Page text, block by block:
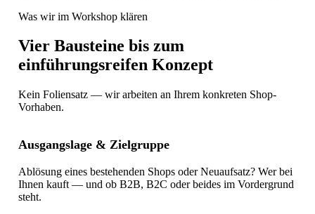
Was wir im Workshop klären
Vier Bausteine bis zum
einführungsreifen Konzept
Kein Foliensatz — wir arbeiten an Ihrem konkreten Shop-
Vorhaben.
Ausgangslage & Zielgruppe
Ablösung eines bestehenden Shops oder Neuaufsatz? Wer bei
Ihnen kauft — und ob B2B, B2C oder beides im Vordergrund
steht.